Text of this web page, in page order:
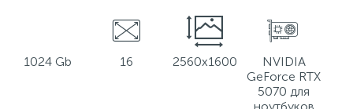
1024 Gb 16 2560x1600
NVIDIA
GeForce RTX
5070 для